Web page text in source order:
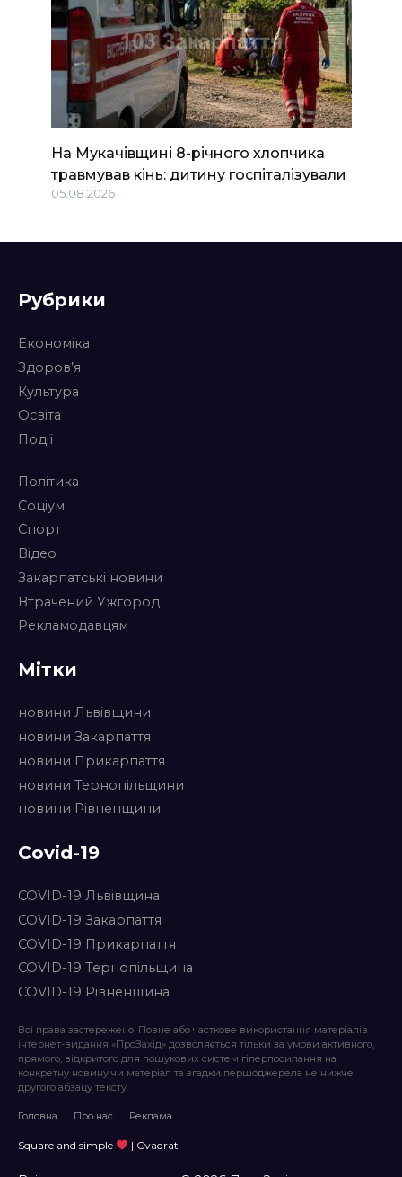
На Мукачівщині 8-річного хлопчика
травмував кінь: дитину госпіталізували
05.08.2026
Рубрики
Економіка
Здоров’я
Культура
Освіта
Події
Політика
Соціум
Спорт
Відео
Закарпатські новини
Втрачений Ужгород
Рекламодавцям
Мітки
новини Львівщини
новини Закарпаття
новини Прикарпаття
новини Тернопільщини
новини Рівненщини
Covid-19
COVID-19 Львівщина
COVID-19 Закарпаття
COVID-19 Прикарпаття
COVID-19 Тернопільщина
COVID-19 Рівненщина
Всі права застережено. Повне або часткове використання матеріалів
інтернет-видання «ПроЗахід» дозволяється тільки за умови активного,
прямого, відкритого для пошукових систем гіперпосилання на
конкретну новину чи матеріал та згадки першоджерела не нижче
другого абзацу тексту.
Головна Про нас Реклама
Square and simple | Cvadrat